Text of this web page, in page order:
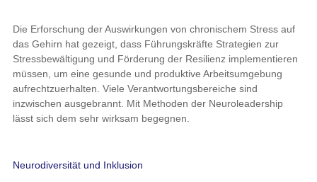
Die Erforschung der Auswirkungen von chronischem Stress auf
das Gehirn hat gezeigt, dass Führungskräfte Strategien zur
Stressbewältigung und Förderung der Resilienz implementieren
müssen, um eine gesunde und produktive Arbeitsumgebung
aufrechtzuerhalten. Viele Verantwortungsbereiche sind
inzwischen ausgebrannt. Mit Methoden der Neuroleadership
lässt sich dem sehr wirksam begegnen.
Neurodiversität und Inklusion